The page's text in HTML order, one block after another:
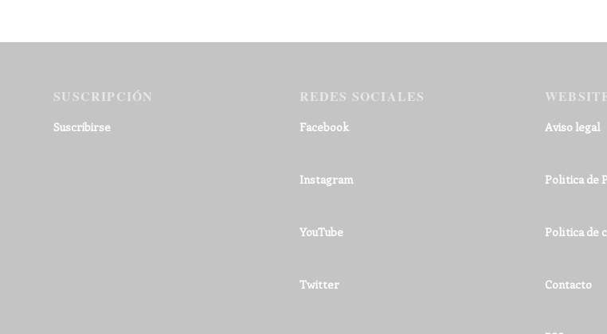
SUSCRIPCIÓN
Suscribirse
REDES SOCIALES
Facebook
Instagram
YouTube
Twitter
Aviso legal
Política de
Política de
Contacto